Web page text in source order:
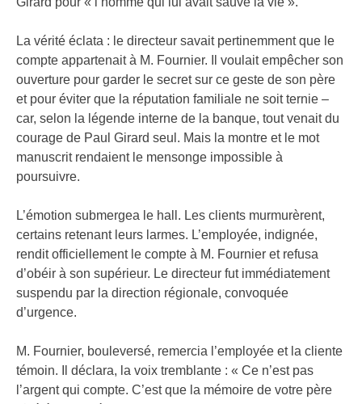
La vérité éclata : le directeur savait pertinemment que le
compte appartenait à M. Fournier. Il voulait empêcher son
ouverture pour garder le secret sur ce geste de son père
et pour éviter que la réputation familiale ne soit ternie –
car, selon la légende interne de la banque, tout venait du
courage de Paul Girard seul. Mais la montre et le mot
manuscrit rendaient le mensonge impossible à
poursuivre.
L’émotion submergea le hall. Les clients murmurèrent,
certains retenant leurs larmes. L’employée, indignée,
rendit officiellement le compte à M. Fournier et refusa
d’obéir à son supérieur. Le directeur fut immédiatement
suspendu par la direction régionale, convoquée
d’urgence.
M. Fournier, bouleversé, remercia l’employée et la cliente
témoin. Il déclara, la voix tremblante : « Ce n’est pas
l’argent qui compte. C’est que la mémoire de votre père